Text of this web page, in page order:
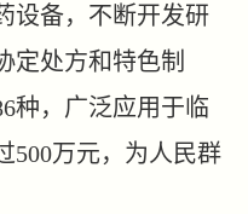
设备，不断开发研
定处方和特色制
种，广泛应用于临
500万元，为人民群